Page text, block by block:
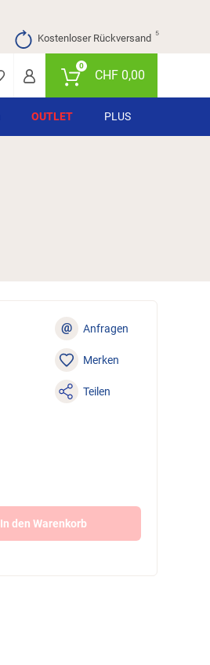
Kostenloser Rückversand ⁵
0
CHF0,00
OUTLET PLUS
Anfragen
@
Merken
Teilen
In den Warenkorb